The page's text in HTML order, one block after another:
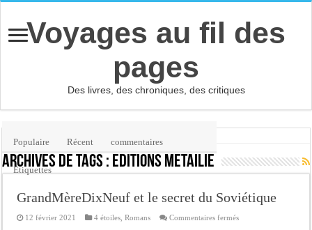
Voyages au fil des
pages
Des livres, des chroniques, des critiques
Archives de tags : Editions Métailié
GrandMèreDixNeuf et le secret du Soviétique
12 février 2021 4 étoiles ,Romans Commentaires ferméssur
Populaire Récent commentaires
Etiquettes